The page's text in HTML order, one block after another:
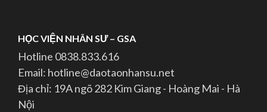
HỌC VIỆN NHÂN SƯ – GSA
Hotline 0838.833.616
Email: hotline@daotaonhansu.net
Địa chỉ: 19A ngõ 282 Kim Giang - Hoàng Mai - Hà
Nội